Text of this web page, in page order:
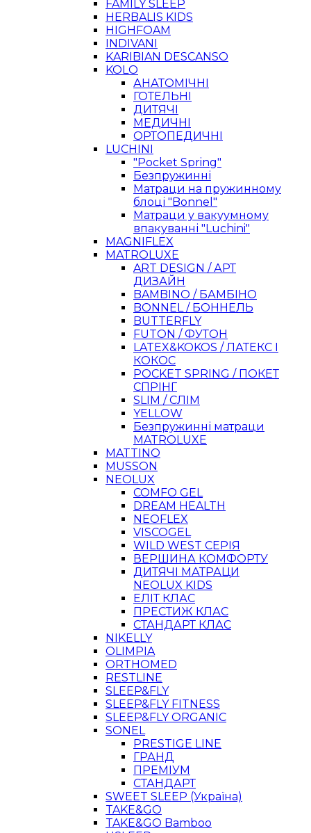
FAMILY SLEEP
HERBALIS KIDS
HIGHFOAM
INDIVANI
KARIBIAN DESCANSO
KOLO
АНАТОМІЧНІ
ГОТЕЛЬНІ
ДИТЯЧІ
МЕДИЧНІ
ОРТОПЕДИЧНІ
LUCHINI
"Pocket Spring"
Безпружинні
Матраци на пружинному
блоці "Bonnel"
Матраци у вакуумному
впакуванні "Luchini"
MAGNIFLEX
MATROLUXE
ART DESIGN / АРТ
ДИЗАЙН
BAMBINO / БАМБІНО
BONNEL / БОННЕЛЬ
BUTTERFLY
FUTON / ФУТОН
LATEX&KOKOS / ЛАТЕКС І
КОКОС
POCKET SPRING / ПОКЕТ
СПРІНГ
SLIM / СЛІМ
YELLOW
Безпружинні матраци
MATROLUXE
MATTINO
MUSSON
NEOLUX
COMFO GEL
DREAM HEALTH
NEOFLEX
VISCOGEL
WILD WEST СЕРІЯ
ВЕРШИНА КОМФОРТУ
ДИТЯЧІ МАТРАЦИ
NEOLUX KIDS
ЕЛІТ КЛАС
ПРЕСТИЖ КЛАС
СТАНДАРТ КЛАС
NIKELLY
OLIMPIA
ORTHOMED
RESTLINE
SLEEP&FLY
SLEEP&FLY FITNESS
SLEEP&FLY ORGANIC
SONEL
PRESTIGE LINE
ГРАНД
ПРЕМІУМ
СТАНДАРТ
SWEET SLEEP (Україна)
TAKE&GO
TAKE&GO Bamboo